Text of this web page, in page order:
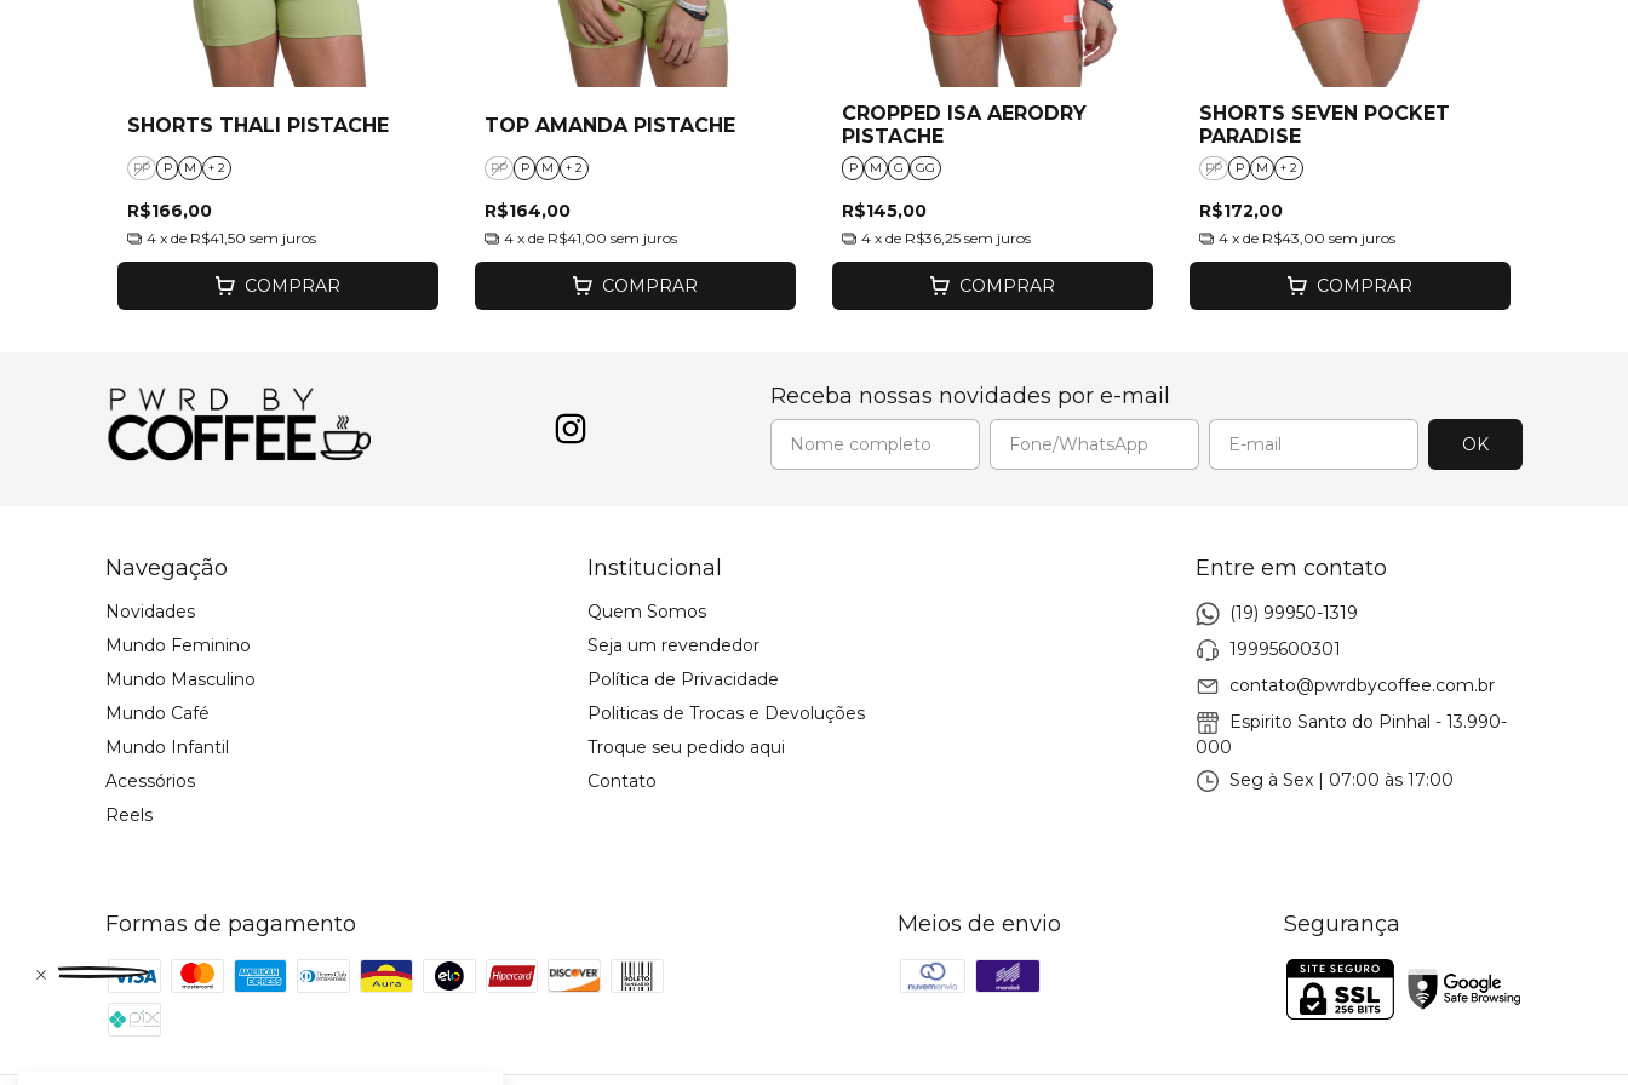
SHORTS THALI PISTACHE
PP P M + 2
R$166,00
4 x de R$41,50 sem juros
COMPRAR
TOP AMANDA PISTACHE
PP P M + 2
R$164,00
4 x de R$41,00 sem juros
COMPRAR
CROPPED ISA AERODRY
PISTACHE
P M G GG
R$145,00
4 x de R$36,25 sem juros
COMPRAR
SHORTS SEVEN POCKET
PARADISE
PP P M + 2
R$172,00
4 x de R$43,00 sem juros
COMPRAR
Receba nossas novidades por e-mail
Navegação
Novidades
Mundo Feminino
Mundo Masculino
Mundo Café
Mundo Infantil
Acessórios
Reels
Institucional
Quem Somos
Seja um revendedor
Política de Privacidade
Politicas de Trocas e Devoluções
Troque seu pedido aqui
Contato
Entre em contato
(19) 99950-1319
19995600301
contato@pwrdbycoffee.com.br
Espirito Santo do Pinhal - 13.990-
000
Seg à Sex | 07:00 às 17:00
Formas de pagamento Meios de envio Segurança